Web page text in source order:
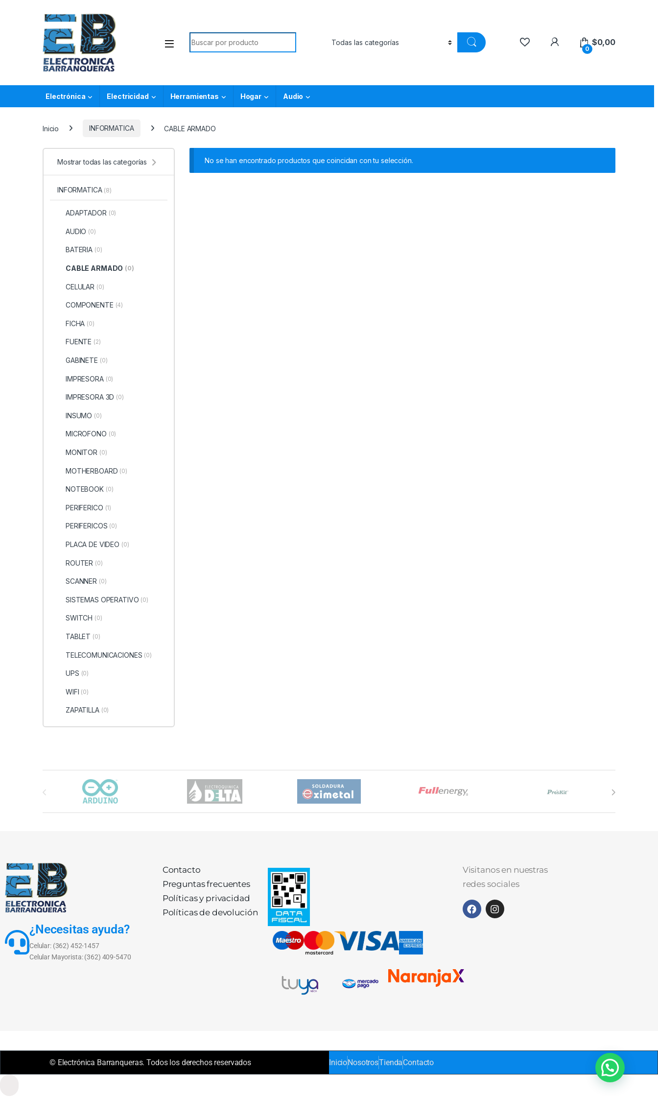
0
$0,00
Electrónica Electricidad Herramientas Hogar Audio
Inicio INFORMATICA CABLE ARMADO
No se han encontrado productos que coincidan con tu selección.
Mostrar todas las categorías
INFORMATICA (8)
ADAPTADOR (0)
AUDIO (0)
BATERIA (0)
CABLE ARMADO (0)
CELULAR (0)
COMPONENTE (4)
FICHA (0)
FUENTE (2)
GABINETE (0)
IMPRESORA (0)
IMPRESORA 3D (0)
INSUMO (0)
MICROFONO (0)
MONITOR (0)
MOTHERBOARD (0)
NOTEBOOK (0)
PERIFERICO (1)
PERIFERICOS (0)
PLACA DE VIDEO (0)
ROUTER (0)
SCANNER (0)
SISTEMAS OPERATIVO (0)
SWITCH (0)
TABLET (0)
TELECOMUNICACIONES (0)
UPS (0)
WIFI (0)
ZAPATILLA (0)
Carrusel de marcas
¿Necesitas ayuda?
Celular: (362) 452-1457
Celular Mayorista: (362) 409-5470
Contacto
Preguntas frecuentes
Políticas y privacidad
Políticas de devolución
Visitanos en nuestras
redes sociales
© Electrónica Barranqueras. Todos los derechos reservados InicioNosotrosTiendaContacto